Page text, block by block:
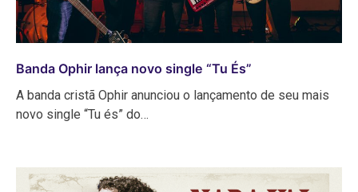
Banda Ophir lança novo single “Tu És”
A banda cristã Ophir anunciou o lançamento de seu mais
novo single “Tu és” do…